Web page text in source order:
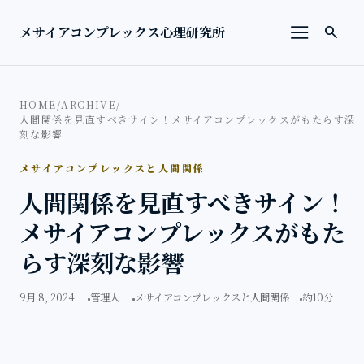
メサイアコンプレックス心理研究所
メニュー
検索を
search
HOME/ARCHIVE/
人間関係を見直すべきサイン！メサイアコンプレックスがもたらす深
刻な影響
メサイアコンプレックスと人間関係
人間関係を見直すべきサイン！
メサイアコンプレックスがもた
らす深刻な影響
9月 8, 2024 管理人 メサイアコンプレックスと人間関係 約10分